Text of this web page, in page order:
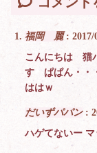
福岡 麗:
こんにちは 猫
す ぱぱん・・
ははｗ
だいずパパン:
ハゲてないー